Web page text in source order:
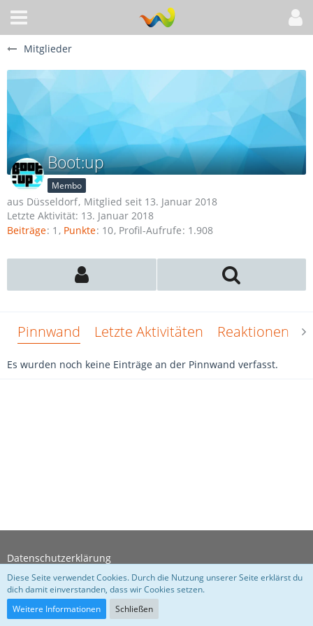
Mitglieder
Boot:up
Membo
aus Düsseldorf Mitglied seit 13. Januar 2018
Letzte Aktivität: 13. Januar 2018
Beiträge 1 Punkte 10 Profil-Aufrufe 1.908
Pinnwand Letzte Aktivitäten Reaktionen
Es wurden noch keine Einträge an der Pinnwand verfasst.
Datenschutzerklärung
Community-Software:
Diese Seite verwendet Cookies. Durch die Nutzung unserer Seite erklärst du
dich damit einverstanden, dass wir Cookies setzen.
Weitere Informationen
Schließen